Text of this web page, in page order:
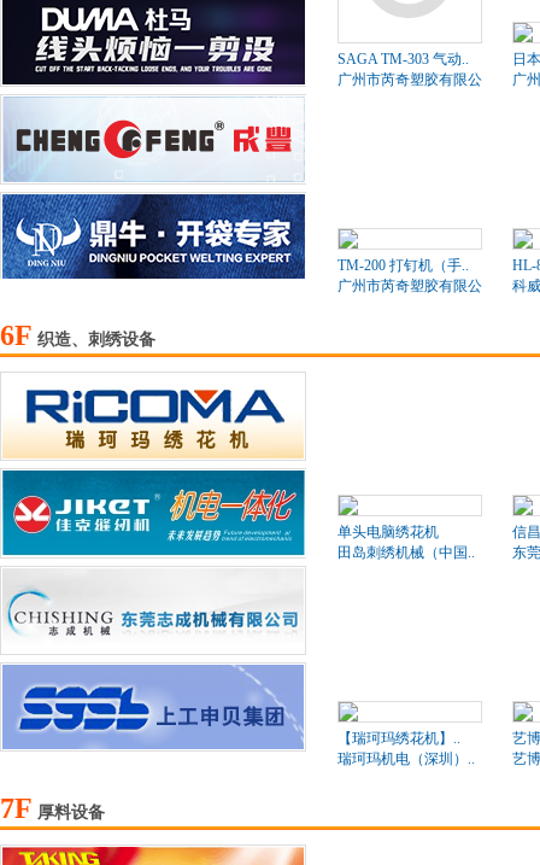
SAGA TM-303 气动..
广州市芮奇塑胶有限公司
日
广
TM-200 打钉机（手..
广州市芮奇塑胶有限公司
HL-
科
6F 织造、刺绣设备
单头电脑绣花机
田岛刺绣机械（中国..
信
东
【瑞珂玛绣花机】..
瑞珂玛机电（深圳）..
艺
艺
7F 厚料设备